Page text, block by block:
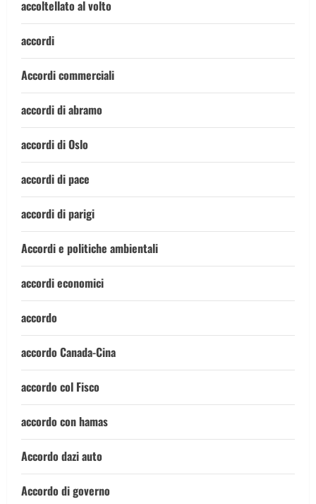
accoltellato al volto
accordi
Accordi commerciali
accordi di abramo
accordi di Oslo
accordi di pace
accordi di parigi
Accordi e politiche ambientali
accordi economici
accordo
accordo Canada-Cina
accordo col Fisco
accordo con hamas
Accordo dazi auto
Accordo di governo